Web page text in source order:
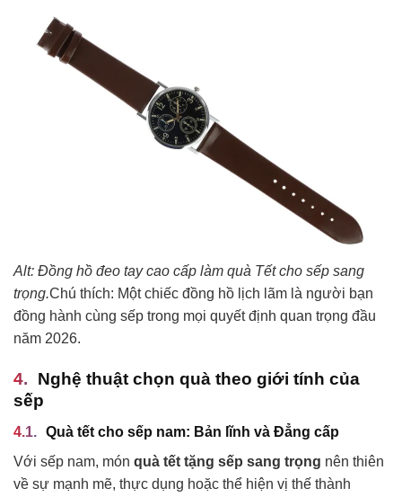
Alt: Đồng hồ đeo tay cao cấp làm quà Tết cho sếp sang
trọng.Chú thích: Một chiếc đồng hồ lịch lãm là người bạn
đồng hành cùng sếp trong mọi quyết định quan trọng đầu
năm 2026.
Nghệ thuật chọn quà theo giới tính của
sếp
Quà tết cho sếp nam: Bản lĩnh và Đẳng cấp
Với sếp nam, món quà tết tặng sếp sang trọng nên thiên
về sự mạnh mẽ, thực dụng hoặc thể hiện vị thế thành